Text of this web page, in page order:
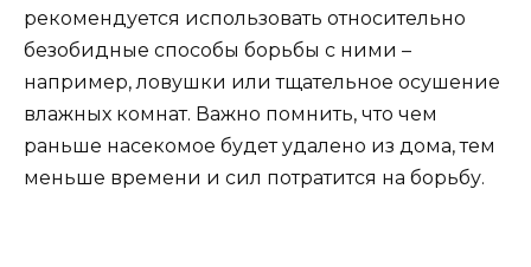
рекомендуется использовать относительно
безобидные способы борьбы с ними –
например, ловушки или тщательное осушение
влажных комнат. Важно помнить, что чем
раньше насекомое будет удалено из дома, тем
меньше времени и сил потратится на борьбу.